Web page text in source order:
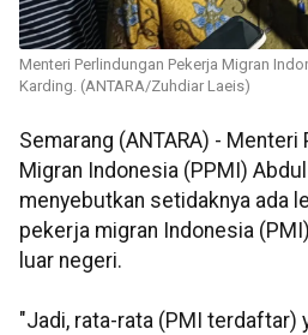
Menteri Perlindungan Pekerja Migran
Karding. (ANTARA/Zuhdiar Laeis)
Semarang (ANTARA) -
Migran Indonesia (PPMI)
menyebutkan setidaknya ada
pekerja migran Indonesia
luar negeri.
"Jadi, rata-rata (PMI terdaftar)